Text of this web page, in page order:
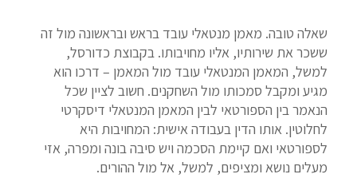
שאלה טובה. מאמן מנטאלי עובד בראש ובראשונה מול זה
ששכר את שירותיו, אליו מחויבותו. בקבוצת כדורסל,
למשל, המאמן המנטאלי עובד מול המאמן – דרכו הוא
מגיע ומקבל סמכותו מול השחקנים. חשוב לציין שכל
הנאמר בין הספורטאי לבין המאמן המנטאלי דיסקרטי
לחלוטין. אותו הדין בעבודה אישית: המחויבות היא
לספורטאי ואם קיימת הסכמה ויש סיבה בונה ומפרה, אזי
מעלים נושא ומציפים, למשל, אל מול ההורים.